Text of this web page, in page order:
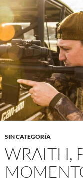
SIN CATEGORÍA
WRAITH,